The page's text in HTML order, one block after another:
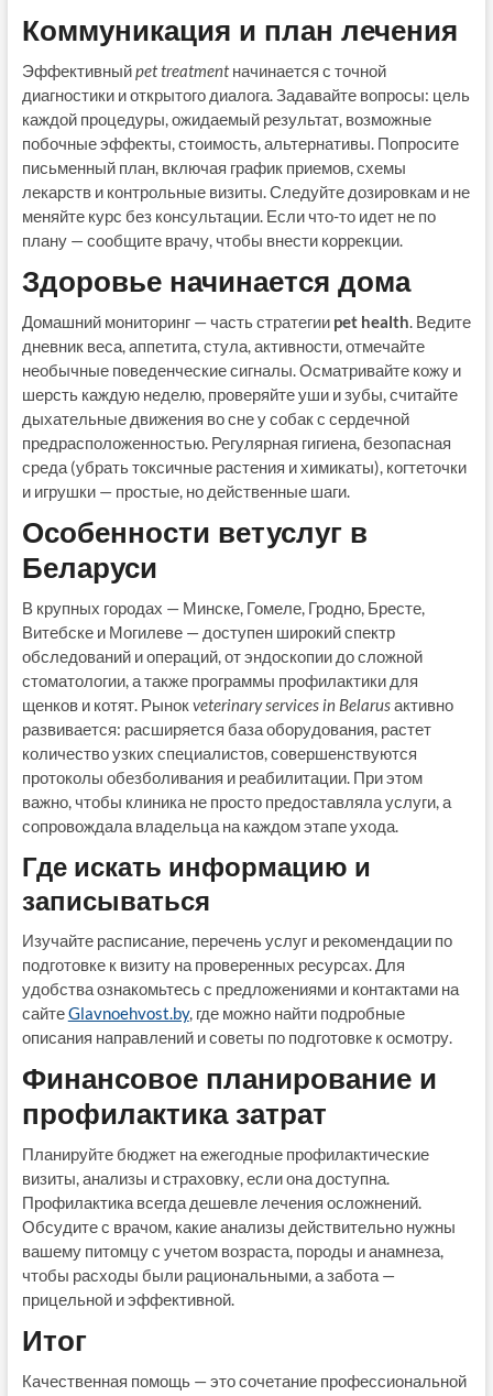
Коммуникация и план лечения
Эффективныйpet treatmentначинается с точной
диагностики и открытого диалога. Задавайте вопросы: цель
каждой процедуры, ожидаемый результат, возможные
побочные эффекты, стоимость, альтернативы. Попросите
письменный план, включая график приемов, схемы
лекарств и контрольные визиты. Следуйте дозировкам и не
меняйте курс без консультации. Если что-то идет не по
плану — сообщите врачу, чтобы внести коррекции.
Здоровье начинается дома
Домашний мониторинг — часть стратегии pet health. Ведите
дневник веса, аппетита, стула, активности, отмечайте
необычные поведенческие сигналы. Осматривайте кожу и
шерсть каждую неделю, проверяйте уши и зубы, считайте
дыхательные движения во сне у собак с сердечной
предрасположенностью. Регулярная гигиена, безопасная
среда (убрать токсичные растения и химикаты), когтеточки
и игрушки — простые, но действенные шаги.
Особенности ветуслуг в
Беларуси
В крупных городах — Минске, Гомеле, Гродно, Бресте,
Витебске и Могилеве — доступен широкий спектр
обследований и операций, от эндоскопии до сложной
стоматологии, а также программы профилактики для
щенков и котят. Рынокveterinary services in Belarusактивно
развивается: расширяется база оборудования, растет
количество узких специалистов, совершенствуются
протоколы обезболивания и реабилитации. При этом
важно, чтобы клиника не просто предоставляла услуги, а
сопровождала владельца на каждом этапе ухода.
Где искать информацию и
записываться
Изучайте расписание, перечень услуг и рекомендации по
подготовке к визиту на проверенных ресурсах. Для
удобства ознакомьтесь с предложениями и контактами на
сайтеGlavnoehvost.by, где можно найти подробные
описания направлений и советы по подготовке к осмотру.
Финансовое планирование и
профилактика затрат
Планируйте бюджет на ежегодные профилактические
визиты, анализы и страховку, если она доступна.
Профилактика всегда дешевле лечения осложнений.
Обсудите с врачом, какие анализы действительно нужны
вашему питомцу с учетом возраста, породы и анамнеза,
чтобы расходы были рациональными, а забота —
прицельной и эффективной.
Итог
Качественная помощь — это сочетание профессиональной